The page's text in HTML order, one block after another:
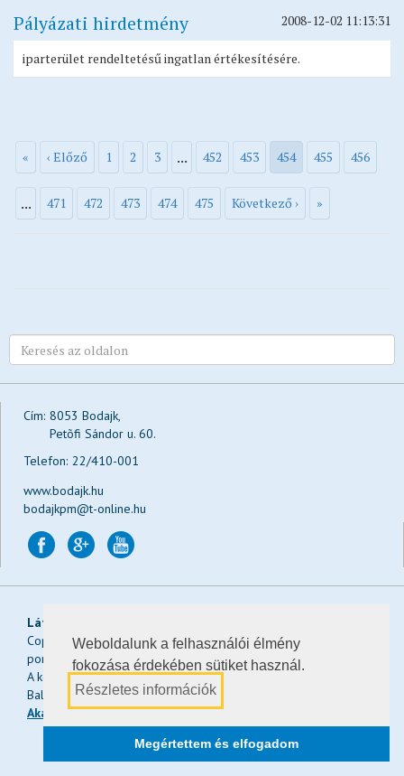
Weboldalunk a felhasználói élmény
fokozása érdekében sütiket használ.
Részletes információk
Megértettem és elfogadom
Pályázati hirdetmény 2008-12-02 11:13:31
iparterület rendeltetésű ingatlan értékesítésére.
« ‹ Előző 1 2 3 ... 452 453 454 455 456
... 471 472 473 474 475 Következő › »
Cím: 8053 Bodajk,
Petõfi Sándor u. 60.
Telefon: 22/410-001
www.bodajk.hu
bodajkpm@t-online.hu
Látogatások:
Copyright © 2026 Bodajk Város Önkormányzatának hivatalos
portálja
A képeket a weboldalra Keserű Gergő, Salgói János és Kiss
Balázs biztosította.
Akadálymentesítési nyilatkozat